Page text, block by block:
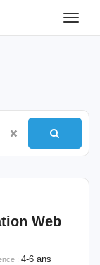
Toggle
Web
: 4-6 ans